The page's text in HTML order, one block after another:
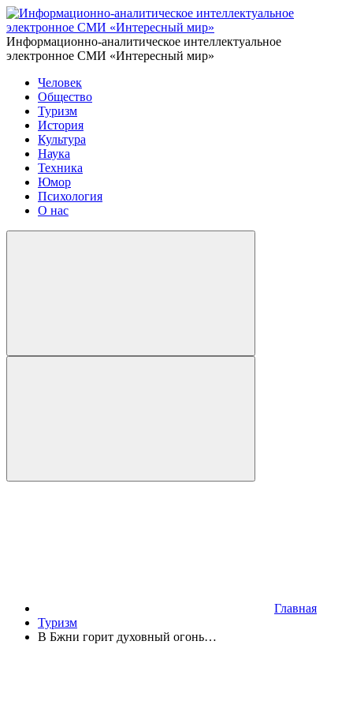
Информационно-аналитическое интеллектуальное
электронное СМИ «Интересный мир»
Человек
Общество
Туризм
История
Культура
Наука
Техника
Юмор
Психология
О нас
Главная
Туризм
В Бжни горит духовный огонь…